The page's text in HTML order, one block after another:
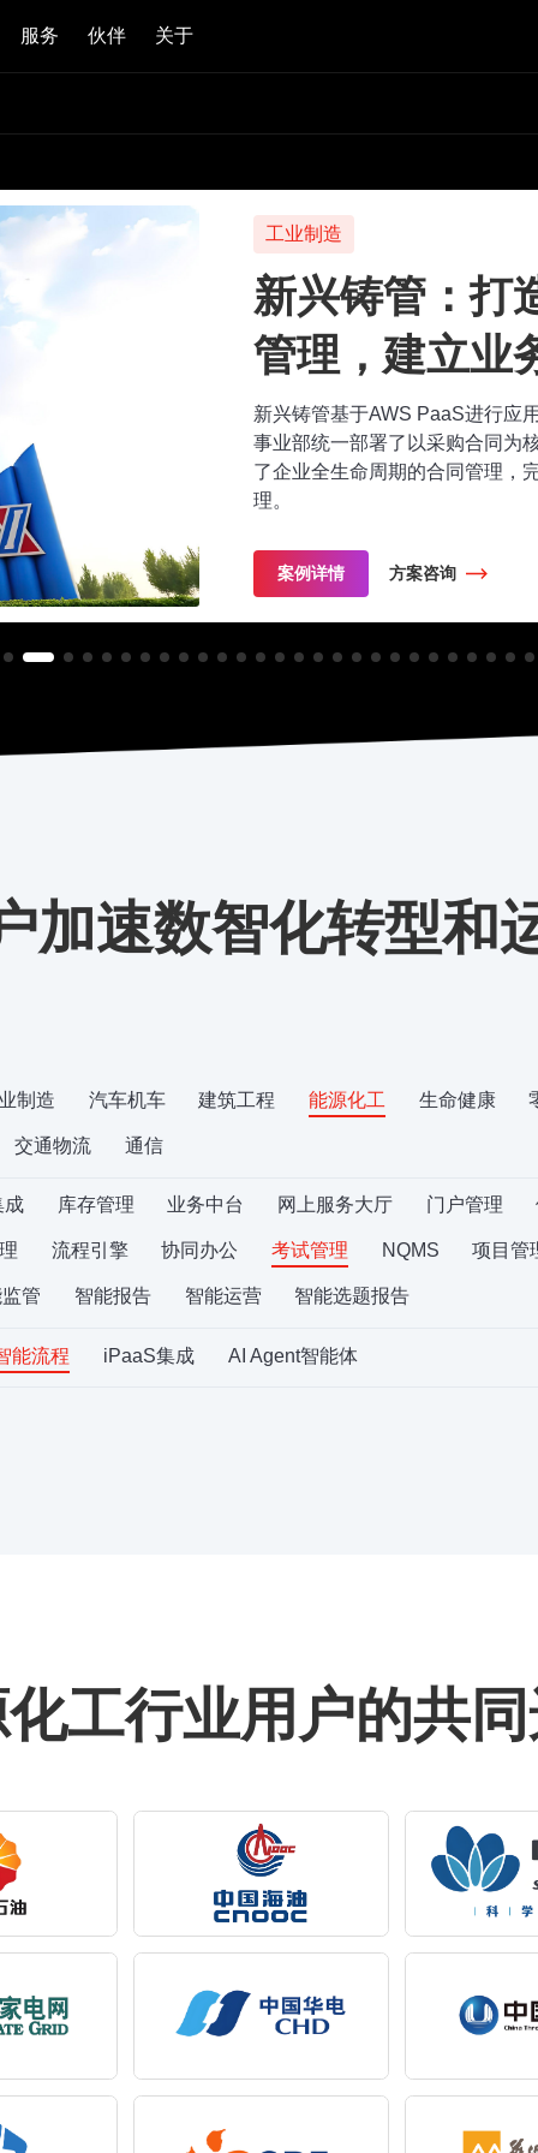
服务 伙伴 关于
工业制造
新兴铸管：打
管理，建立业
新兴铸管基于AWS PaaS进行应
事业部统一部署了以采购合同为
了企业全生命周期的合同管理，
理。
案例详情 方案咨询
加速数智化转型和
制造 汽车机车 建筑工程 能源化工 生命健康
交通物流 通信
成 库存管理 业务中台 网上服务大厅 门户管理
流程引擎 协同办公 考试管理 NQMS 项目管
管 智能报告 智能运营 智能选题报告
能流程 iPaaS集成 AI Agent智能体
工行业用户的共